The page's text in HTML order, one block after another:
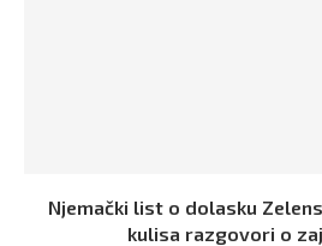
Njemački list o dolasku
kulisa razgovori o